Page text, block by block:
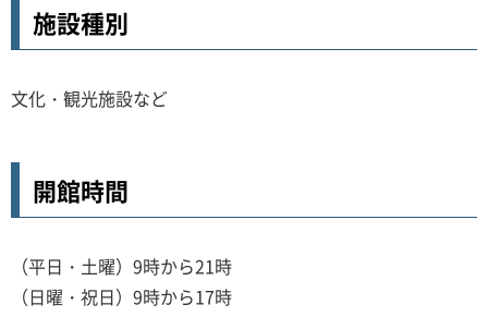
施設種別
文化・観光施設など
開館時間
（平日・土曜）9時から21時
（日曜・祝日）9時から17時